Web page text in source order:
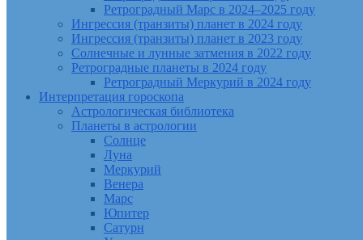
Ретроградный Марс в 2024–2025 году
Ингрессия (транзиты) планет в 2024 году
Ингрессия (транзиты) планет в 2023 году
Солнечные и лунные затмения в 2022 году
Ретроградные планеты в 2024 году
Ретроградный Меркурий в 2024 году
Интерпретация гороскопа
Астрологическая библиотека
Планеты в астрологии
Солнце
Луна
Меркурий
Венера
Марс
Юпитер
Сатурн